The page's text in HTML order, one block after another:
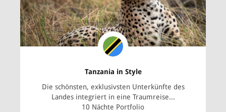
Tanzania in Style
Die schönsten, exklusivsten Unterkünfte des
Landes integriert in eine Traumreise...
10 Nächte Portfolio